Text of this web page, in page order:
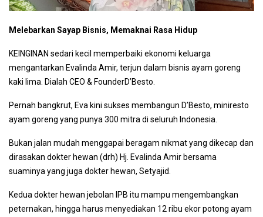
Melebarkan Sayap Bisnis, Memaknai Rasa Hidup
KEINGINAN sedari kecil memperbaiki ekonomi keluarga
mengantarkan Evalinda Amir, terjun dalam bisnis ayam goreng
kaki lima. Dialah CEO & FounderD’Besto.
Pernah bangkrut, Eva kini sukses membangun D’Besto, miniresto
ayam goreng yang punya 300 mitra di seluruh Indonesia.
Bukan jalan mudah menggapai beragam nikmat yang dikecap dan
dirasakan dokter hewan (drh) Hj. Evalinda Amir bersama
suaminya yang juga dokter hewan, Setyajid.
Kedua dokter hewan jebolan IPB itu mampu mengembangkan
peternakan, hingga harus menyediakan 12 ribu ekor potong ayam